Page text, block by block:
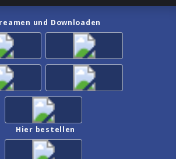
und Downloaden
Hier bestellen